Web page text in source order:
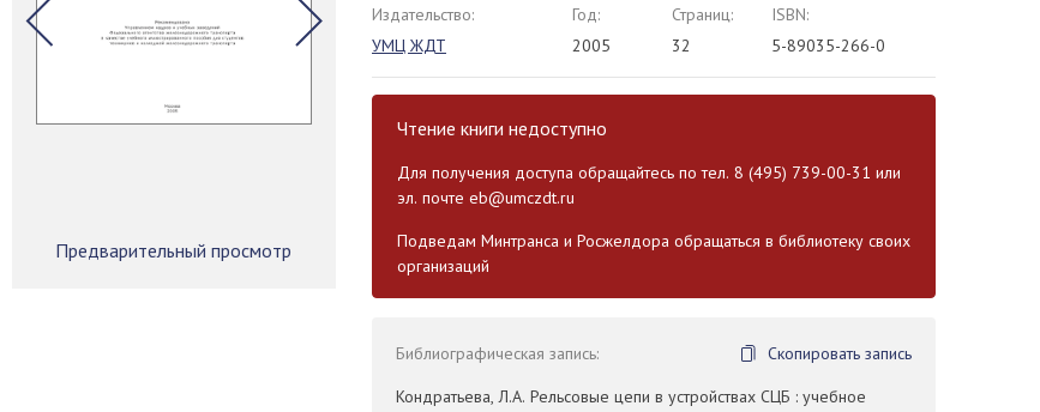
Предварительный просмотр
Издательство:
УМЦ ЖДТ
Год:
2005
Страниц:
32
ISBN:
5-89035-266-0
Чтение книги недоступно
Для получения доступа обращайтесь по тел. 8 (495) 739-00-31 или
эл. почте eb@umczdt.ru
Подведам Минтранса и Росжелдора обращаться в библиотеку своих
организаций
Библиографическая запись:
Скопировать запись
Кондратьева, Л.А. Рельсовые цепи в устройствах СЦБ : учебное